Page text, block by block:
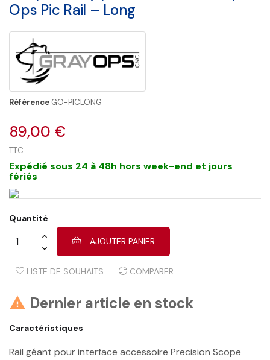
Ops Pic Rail – Long
Référence GO-PICLONG
89,00 €
TTC
Expédié sous 24 à 48h hors week-end et jours
fériés
Quantité
AJOUTER PANIER
LISTE DE SOUHAITS COMPARER
 Dernier article en stock
Caractéristiques
Rail géant pour interface accessoire Precision Scope